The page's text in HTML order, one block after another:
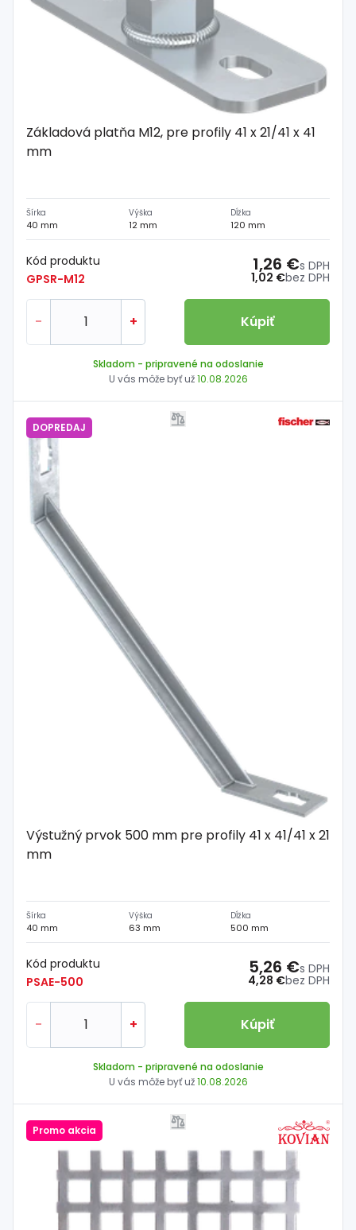
Základová platňa M12, pre profily 41 x 21/41 x 41
mm
Šírka
40 mm
Výška
12 mm
Dĺžka
120 mm
Kód produktu
GPSR-M12
1,02 €bez DPH
1,26 €s DPH
- + Kúpiť
Skladom - pripravené na odoslanie
U vás môže byť už10.08.2026
DOPREDAJ
Výstužný prvok 500 mm pre profily 41 x 41/41 x 21
mm
Šírka
40 mm
Výška
63 mm
Dĺžka
500 mm
Kód produktu
PSAE-500
4,28 €bez DPH
5,26 €s DPH
- + Kúpiť
Skladom - pripravené na odoslanie
U vás môže byť už10.08.2026
Promo akcia